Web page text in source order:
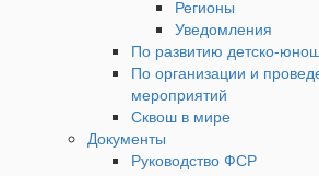
Регионы
Уведомления
По развитию детско-
По организации и
мероприятий
Сквош в мире
Документы
Руководство ФСР